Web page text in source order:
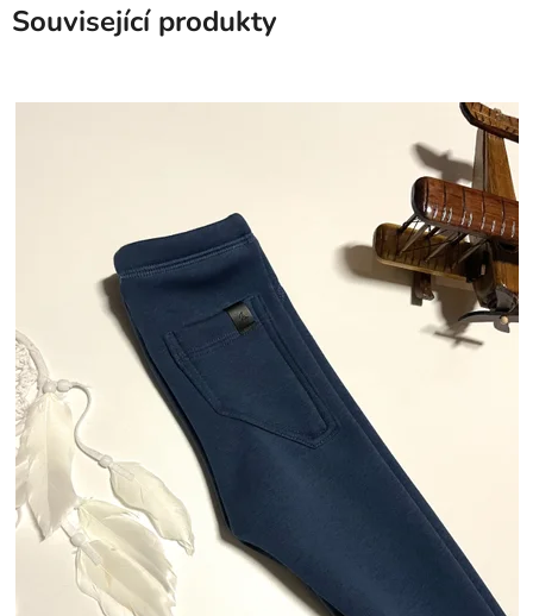
Související produkty